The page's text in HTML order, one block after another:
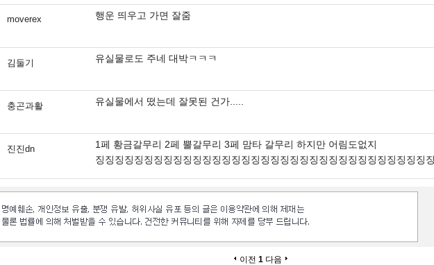
moverex 행운 띄우고 가면 잘줌
김둘기 유실물로도 주네 대박ㅋㅋㅋ
충곤과활 유실물에서 떴는데 잘못된 건가.....
진진dn
1페 황금갈무리 2페 뿔갈무리 3페 맘타 갈무리 하지만 어림도없지
징징징징징징징징징징징징징징징징징징징징징징징징징징징징징징징징징징
이전 1 다음